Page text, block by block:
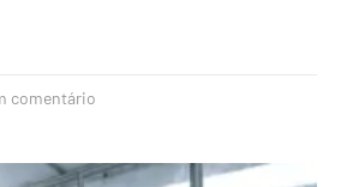
comentário